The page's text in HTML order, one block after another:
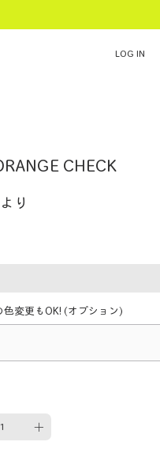
LOG IN
CHECK
より
色変更もOK! (オプション)